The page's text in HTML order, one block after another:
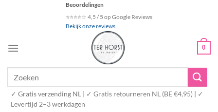
Beoordelingen
⭐⭐⭐⭐☆ 4,5 / 5 op Google Reviews
Bekijk onze reviews
0
✓ Gratis verzending NL | ✓ Gratis retourneren NL (BE €4,95) | ✓
Levertijd 2–3 werkdagen